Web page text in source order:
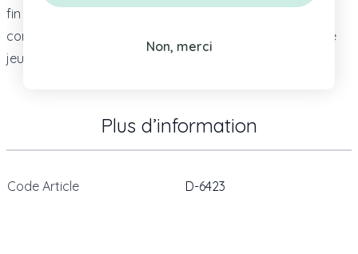
fin d’année, la rainbow chair fait le bonheur des enfants
comme des parents. elle s’adapte à toutes les envies de
jeu, tout en restant un bel objet design.
Plus d’information
Code Article D-6423
Non, merci